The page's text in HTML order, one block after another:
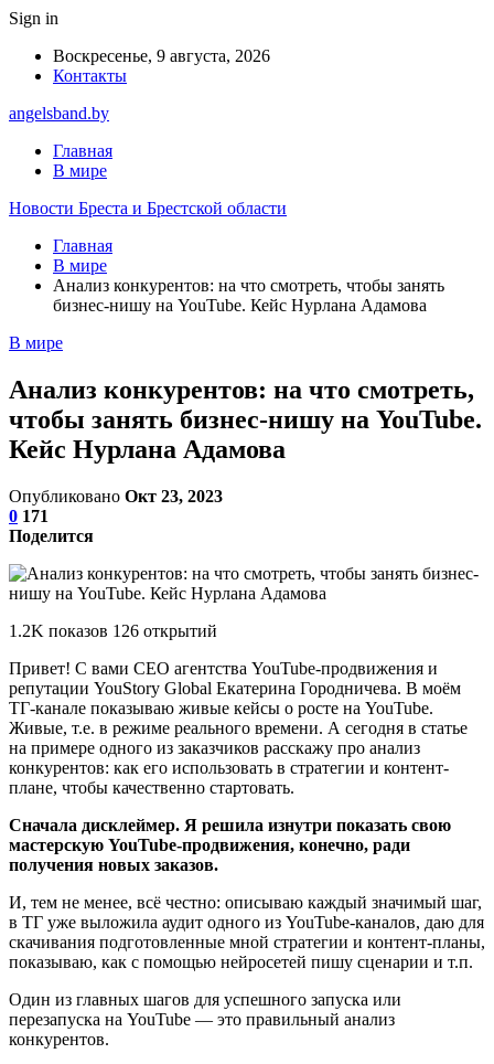
Sign in
Воскресенье, 9 августа, 2026
Контакты
angelsband.by
Главная
В мире
Новости Бреста и Брестской области
Главная
В мире
Анализ конкурентов: на что смотреть, чтобы занять
бизнес-нишу на YouTube. Кейс Нурлана Адамова
В мире
Анализ конкурентов: на что смотреть,
чтобы занять бизнес-нишу на YouTube.
Кейс Нурлана Адамова
Опубликовано Окт 23, 2023
0 171
Поделится
1.2K показов 126 открытий
Привет! С вами CEO агентства YouTube-продвижения и
репутации YouStory Global Екатерина Городничева. В моём
ТГ-канале показываю живые кейсы о росте на YouTube.
Живые, т.е. в режиме реального времени. А сегодня в статье
на примере одного из заказчиков расскажу про анализ
конкурентов: как его использовать в стратегии и контент-
плане, чтобы качественно стартовать.
Сначала дисклеймер. Я решила изнутри показать свою
мастерскую YouTube-продвижения, конечно, ради
получения новых заказов.
И, тем не менее, всё честно: описываю каждый значимый шаг,
в ТГ уже выложила аудит одного из YouTube-каналов, даю для
скачивания подготовленные мной стратегии и контент-планы,
показываю, как с помощью нейросетей пишу сценарии и т.п.
Один из главных шагов для успешного запуска или
перезапуска на YouTube — это правильный анализ
конкурентов.